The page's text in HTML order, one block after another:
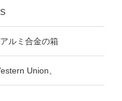
ルミ合金の箱
Union、